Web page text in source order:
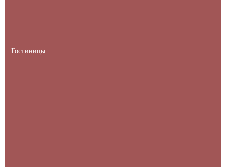
Гостиницы